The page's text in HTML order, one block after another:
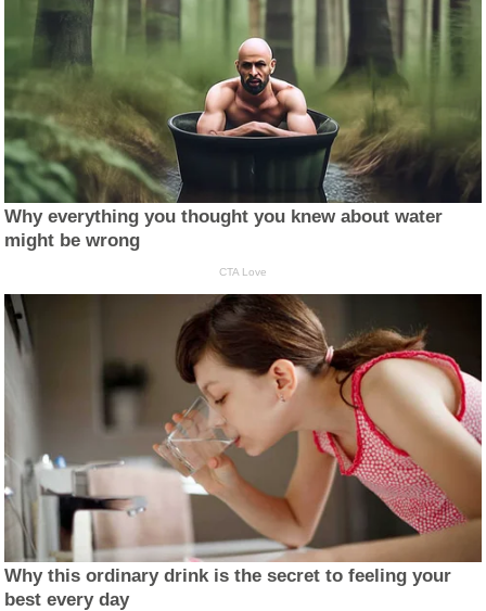
Why everything you thought you knew about water
might be wrong
CTA Love
Why this ordinary drink is the secret to feeling your
best every day